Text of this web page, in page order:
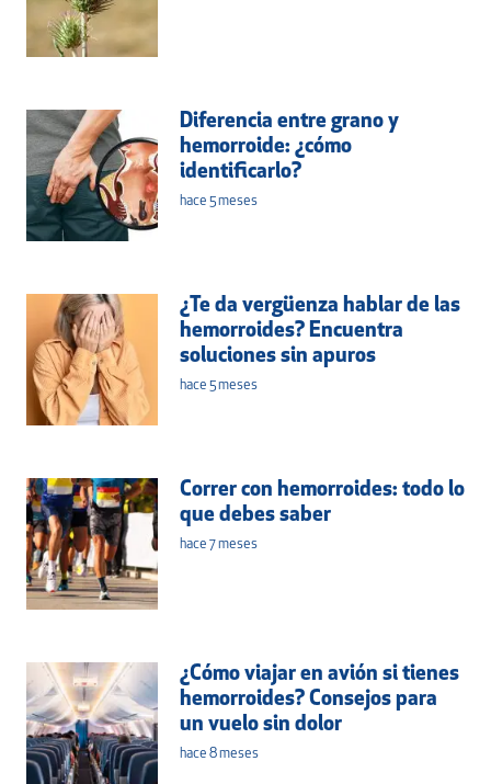
Diferencia entre grano y
hemorroide: ¿cómo
identificarlo?
hace 5 meses
¿Te da vergüenza hablar de las
hemorroides? Encuentra
soluciones sin apuros
hace 5 meses
Correr con hemorroides: todo lo
que debes saber
hace 7 meses
¿Cómo viajar en avión si tienes
hemorroides? Consejos para
un vuelo sin dolor
hace 8 meses